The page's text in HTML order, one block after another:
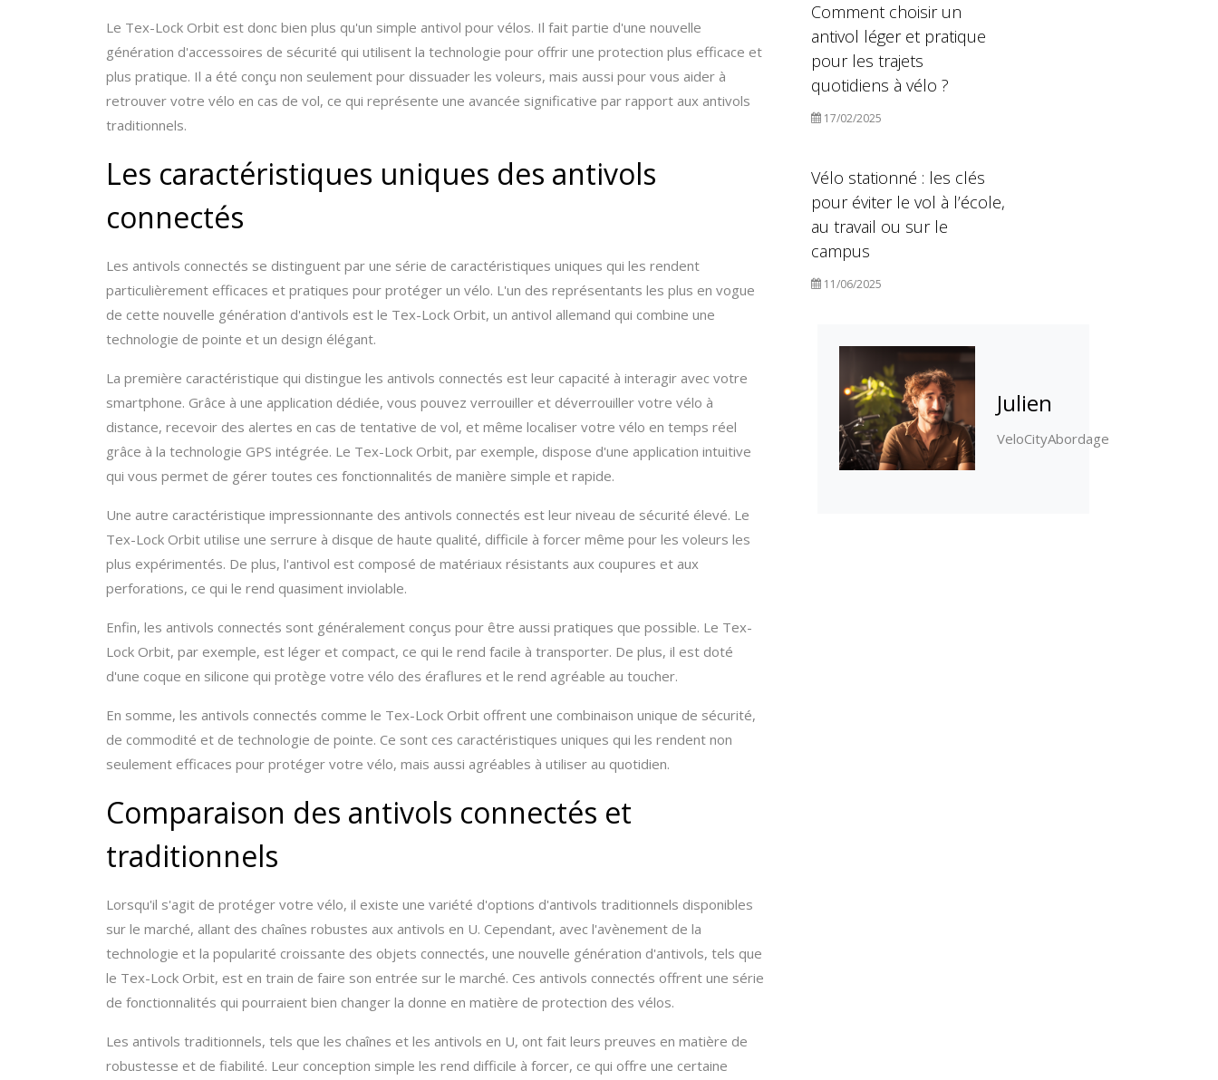
Le Tex-Lock Orbit est donc bien plus qu'un simple antivol pour vélos. Il fait partie d'une nouvelle
génération d'accessoires de sécurité qui utilisent la technologie pour offrir une protection plus efficace et
plus pratique. Il a été conçu non seulement pour dissuader les voleurs, mais aussi pour vous aider à
retrouver votre vélo en cas de vol, ce qui représente une avancée significative par rapport aux antivols
traditionnels.
Les caractéristiques uniques des antivols
connectés
Les antivols connectés se distinguent par une série de caractéristiques uniques qui les rendent
particulièrement efficaces et pratiques pour protéger un vélo. L'un des représentants les plus en vogue
de cette nouvelle génération d'antivols est le Tex-Lock Orbit, un antivol allemand qui combine une
technologie de pointe et un design élégant.
La première caractéristique qui distingue les antivols connectés est leur capacité à interagir avec votre
smartphone. Grâce à une application dédiée, vous pouvez verrouiller et déverrouiller votre vélo à
distance, recevoir des alertes en cas de tentative de vol, et même localiser votre vélo en temps réel
grâce à la technologie GPS intégrée. Le Tex-Lock Orbit, par exemple, dispose d'une application intuitive
qui vous permet de gérer toutes ces fonctionnalités de manière simple et rapide.
Une autre caractéristique impressionnante des antivols connectés est leur niveau de sécurité élevé. Le
Tex-Lock Orbit utilise une serrure à disque de haute qualité, difficile à forcer même pour les voleurs les
plus expérimentés. De plus, l'antivol est composé de matériaux résistants aux coupures et aux
perforations, ce qui le rend quasiment inviolable.
Enfin, les antivols connectés sont généralement conçus pour être aussi pratiques que possible. Le Tex-
Lock Orbit, par exemple, est léger et compact, ce qui le rend facile à transporter. De plus, il est doté
d'une coque en silicone qui protège votre vélo des éraflures et le rend agréable au toucher.
En somme, les antivols connectés comme le Tex-Lock Orbit offrent une combinaison unique de sécurité,
de commodité et de technologie de pointe. Ce sont ces caractéristiques uniques qui les rendent non
seulement efficaces pour protéger votre vélo, mais aussi agréables à utiliser au quotidien.
Comparaison des antivols connectés et
traditionnels
Lorsqu'il s'agit de protéger votre vélo, il existe une variété d'options d'antivols traditionnels disponibles
sur le marché, allant des chaînes robustes aux antivols en U. Cependant, avec l'avènement de la
technologie et la popularité croissante des objets connectés, une nouvelle génération d'antivols, tels que
le Tex-Lock Orbit, est en train de faire son entrée sur le marché. Ces antivols connectés offrent une série
de fonctionnalités qui pourraient bien changer la donne en matière de protection des vélos.
Les antivols traditionnels, tels que les chaînes et les antivols en U, ont fait leurs preuves en matière de
robustesse et de fiabilité. Leur conception simple les rend difficile à forcer, ce qui offre une certaine
Comment choisir un
antivol léger et pratique
pour les trajets
quotidiens à vélo ?
17/02/2025
Vélo stationné : les clés
pour éviter le vol à l’école,
au travail ou sur le
campus
11/06/2025
Julien
VeloCityAbordage